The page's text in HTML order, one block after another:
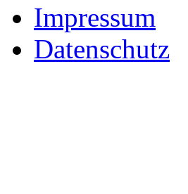
Impressum
Datenschutz